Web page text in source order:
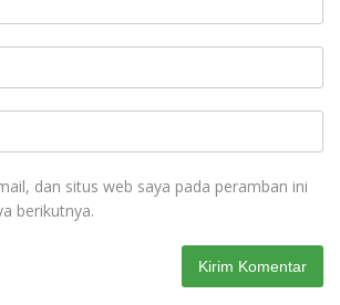
dan situs web saya pada peramban ini
berikutnya.